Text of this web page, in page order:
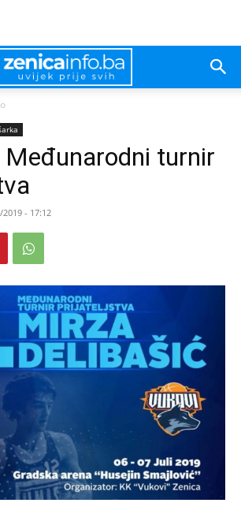
Međunarodni turnir
2019 - 17:12